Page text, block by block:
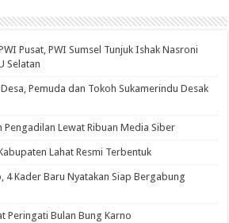
Pusat, PWI Sumsel Tunjuk Ishak Nasroni
Selatan
Pemuda dan Tokoh Sukamerindu Desak
Lewat Ribuan Media Siber
Lahat Resmi Terbentuk
4 Kader Baru Nyatakan Siap Bergabung
Peringati Bulan Bung Karno